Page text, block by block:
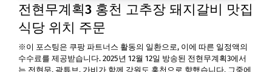
전현무계획3 홍천 고추장 돼지갈비 맛집
식당 위치 주문
※이 포스팅은 쿠팡 파트너스 활동의 일환으로, 이에 따른 일정액의
수수료를 제공받습니다. 2025년 12월 12일 방송된 전현무계획3에서
는 전현무, 곽튜브, 가비가 함께 강원도 홍천으로 향했습니다. 그중에